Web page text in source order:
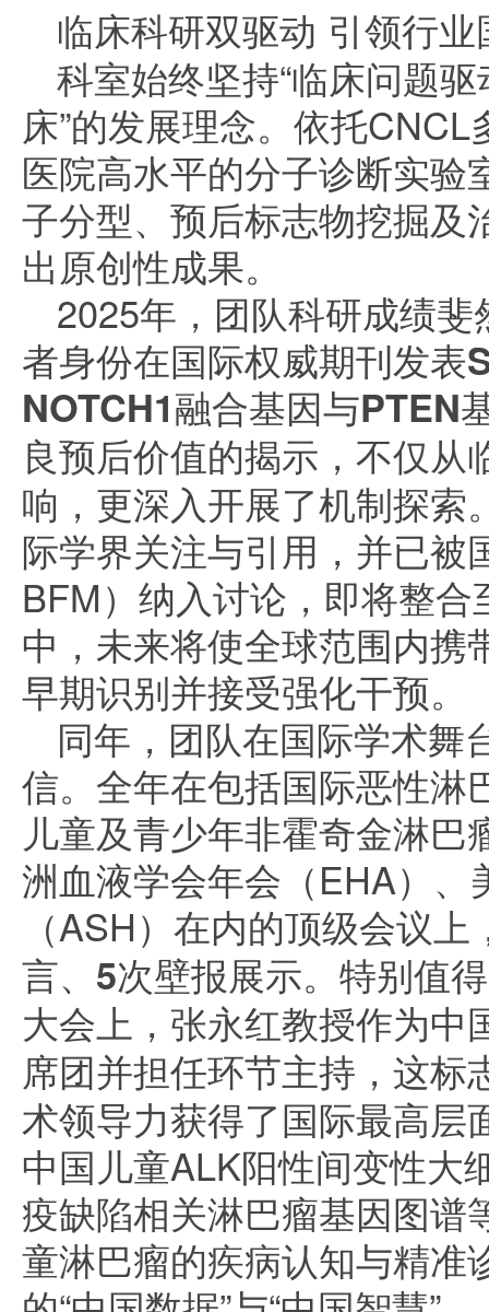
临床科研双驱动 引领行
科室始终坚持“临床问题
床”的发展理念。依托
医院高水平的分子诊断实验
子分型、预后标志物挖掘及
出原创性成果。
2025年，团队科研成绩
者身份在国际权威期刊发表
NOTCH1融合基因与PTEN
良预后价值的揭示，不仅从
响，更深入开展了机制探索
际学界关注与引用，并已被
BFM）纳入讨论，即将整
中，未来将使全球范围内携
早期识别并接受强化干预。
同年，团队在国际学术舞
信。全年在包括国际恶性淋
儿童及青少年非霍奇金淋巴
洲血液学会年会（EHA）、
（ASH）在内的顶级会议
言、5次壁报展示。特别值
大会上， 张永红教授作为中
席团并担任环节主持 ，这
术领导力获得了国际最高层
中国儿童ALK阳性间变性大
疫缺陷相关淋巴瘤基因图谱
童淋巴瘤的疾病认知与精准